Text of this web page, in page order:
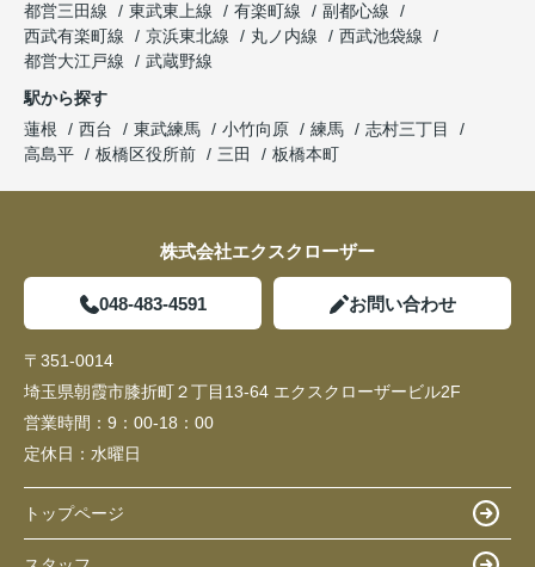
都営三田線
東武東上線 有楽町線
副都心線
西武有楽町線
京浜東北線 丸ノ内線
西武池袋線
都営大江戸線
武蔵野線
駅から探す
蓮根
西台 東武練馬 小竹向原 練馬
志村三丁目
高島平
板橋区役所前 三田 板橋本町
株式会社エクスクローザー
048-483-4591 お問い合わせ
〒351-0014
埼玉県朝霞市膝折町２丁目13-64 エクスクローザービル2F
営業時間： 9：00-18：00
定休日： 水曜日
トップページ